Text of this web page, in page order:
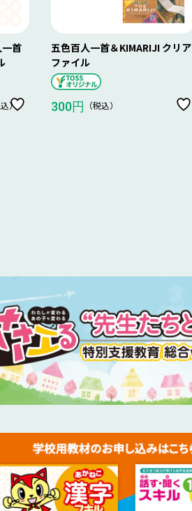
首
）
五色百人一首＆KIMARIJI クリア
ファイル
300円 （税込）